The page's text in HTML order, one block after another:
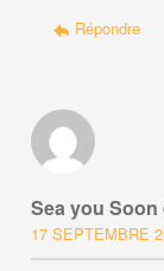
Répondre
Sea you Soon
17 SEPTEMBRE